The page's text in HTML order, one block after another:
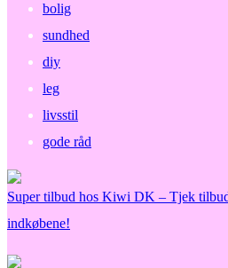
bolig
sundhed
diy
leg
livsstil
gode råd
Super tilbud hos Kiwi DK – Tjek
indkøbene!